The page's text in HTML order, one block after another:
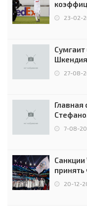
Россией
23-02-
0:2 (0:0)
27-08-
Главная
7-08-
20-12-